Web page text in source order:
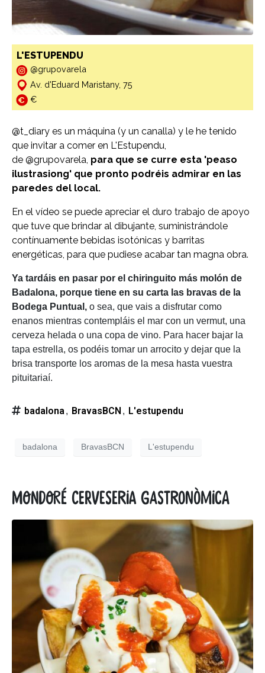
L'ESTUPENDU
@grupovarela
Av. d'Eduard Maristany, 75
€
@t_diary es un máquina (y un canalla) y le he tenido
que invitar a comer en L'Estupendu,
de @grupovarela para que se curre esta 'peaso
ilustrasiong' que pronto podréis admirar en las
paredes del local.
En el vídeo se puede apreciar el duro trabajo de apoyo
que tuve que brindar al dibujante, suministrándole
contínuamente bebidas isotónicas y barritas
energéticas, para que pudiese acabar tan magna obra.
Ya tardáis en pasar por el chiringuito más molón de
Badalona, porque tiene en su carta las bravas de la
Bodega Puntual, o sea, que vais a disfrutar como
enanos mientras contempláis el mar con un vermut, una
cerveza helada o una copa de vino. Para hacer bajar la
tapa estrella, os podéis tomar un arrocito y dejar que la
brisa transporte los aromas de la mesa hasta vuestra
pituitariaí.
badalona , BravasBCN , L'estupendu
badalona BravasBCN L'estupendu
Mondoré Cerveseria Gastronòmica